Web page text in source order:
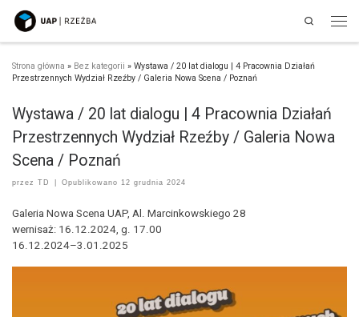
Przejdź do treści
Search
Strona główna » Bez kategorii » Wystawa / 20 lat dialogu | 4 Pracownia Działań
Przestrzennych Wydział Rzeźby / Galeria Nowa Scena / Poznań
Wystawa / 20 lat dialogu | 4 Pracownia Działań
Przestrzennych Wydział Rzeźby / Galeria Nowa
Scena / Poznań
przez TD Opublikowano 12 grudnia 2024
Galeria Nowa Scena UAP, Al. Marcinkowskiego 28
wernisaż: 16.12.2024, g. 17.00
16.12.2024–3.01.2025